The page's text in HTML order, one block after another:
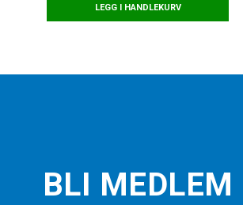
LEGG I HANDLEKURV
BLI MEDLEM